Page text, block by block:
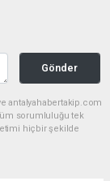
Gönder
antalyahabertakip.com
sorumluluğu tek
hiçbir şekilde